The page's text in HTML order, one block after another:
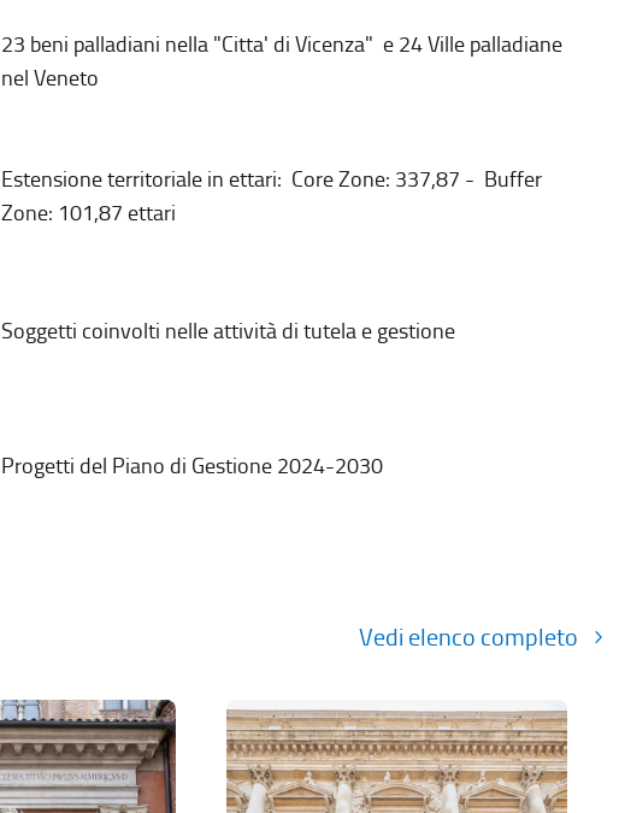
23 beni palladiani nella "Citta' di Vicenza" e 24 Ville palladiane
nel Veneto
Estensione territoriale in ettari: Core Zone: 337,87 - Buffer
Zone: 101,87 ettari
Soggetti coinvolti nelle attività di tutela e gestione
Progetti del Piano di Gestione 2024-2030
Vedi elenco completo